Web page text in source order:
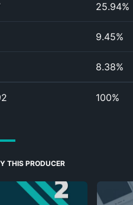
25.94%
9.45%
8.38%
100%
THIS PRODUCER